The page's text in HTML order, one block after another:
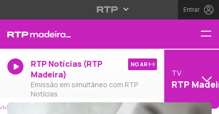
Entrar
RTP Notícias (RTP
Madeira)
Emissão em simultâneo com RTP
Notícias
NO AR
TV
RTP